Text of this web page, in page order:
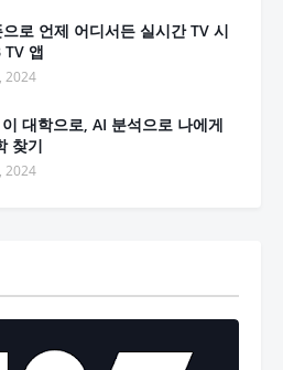
로 언제 어디서든 실시간 TV 시
TV 앱
2024
대학으로, AI 분석으로 나에게
찾기
2024